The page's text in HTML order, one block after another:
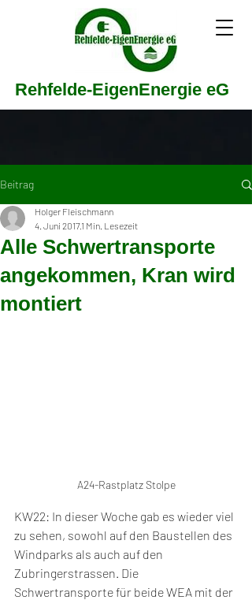
Rehfelde-EigenEnergie eG
Beitrag
Alle Schwertransporte
angekommen, Kran wird
montiert
Holger Fleischmann
4. Juni 20171 Min. Lesezeit
A24-Rastplatz Stolpe
KW22: In dieser Woche gab es wieder viel
zu sehen, sowohl auf den Baustellen des
Windparks als auch auf den
Zubringerstrassen. Die
Schwertransporte für beide WEA mit der